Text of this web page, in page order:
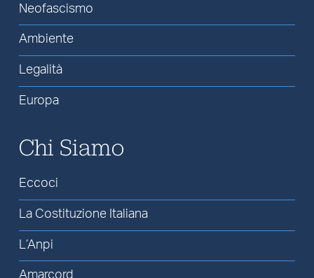
Neofascismo
Ambiente
Legalità
Europa
Chi Siamo
Eccoci
La Costituzione Italiana
L’Anpi
Amarcord